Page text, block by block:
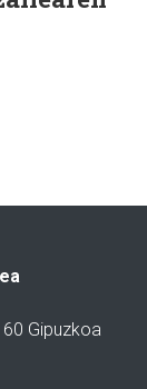
Gipuzkoa